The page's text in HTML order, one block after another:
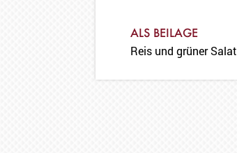
ALS BEILAGE
Reis und grüner Salat